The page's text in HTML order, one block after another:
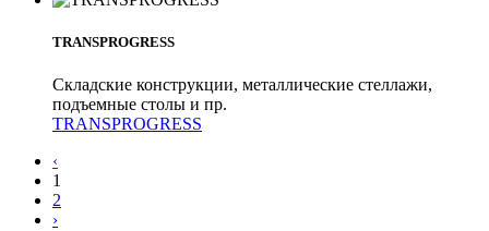
TRANSPROGRESS
Складские конструкции, металлические стеллажи,
подъемные столы и пр.
TRANSPROGRESS
‹
1
2
›